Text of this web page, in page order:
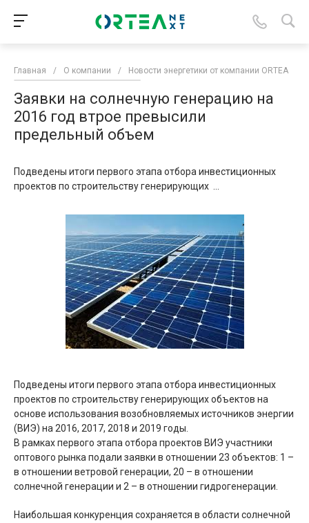
Главная / О компании / Новости энергетики от компании ORTEA
Заявки на солнечную генерацию на
2016 год втрое превысили
предельный объем
Подведены итоги первого этапа отбора инвестиционных
проектов по строительству генерирующих ...
Подведены итоги первого этапа отбора инвестиционных
проектов по строительству генерирующих объектов на
основе использования возобновляемых источников энергии
(ВИЭ) на 2016, 2017, 2018 и 2019 годы.
В рамках первого этапа отбора проектов ВИЭ участники
оптового рынка подали заявки в отношении 23 объектов: 1 –
в отношении ветровой генерации, 20 – в отношении
солнечной генерации и 2 – в отношении гидрогенерации.
Наибольшая конкуренция сохраняется в области солнечной